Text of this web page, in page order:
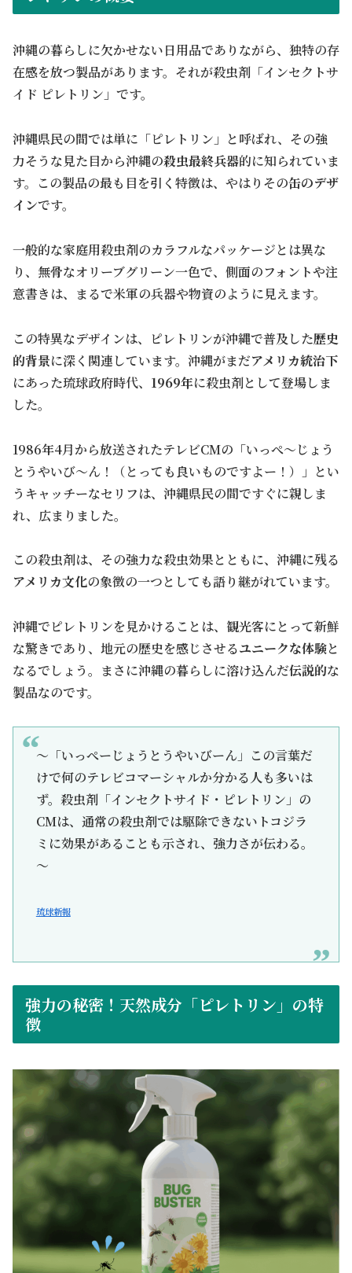
沖縄の暮らしに欠かせない日用品でありながら、独特の存
在感を放つ製品があります。それが殺虫剤「インセクトサ
イド ピレトリン」です。
沖縄県民の間では単に「ピレトリン」と呼ばれ、その強
力そうな見た目から沖縄の殺虫最終兵器的に知られていま
す。この製品の最も目を引く特徴は、やはりその缶のデザ
インです。
一般的な家庭用殺虫剤のカラフルなパッケージとは異な
り、無骨なオリーブグリーン一色で、側面のフォントや注
意書きは、まるで米軍の兵器や物資のように見えます。
この特異なデザインは、ピレトリンが沖縄で普及した歴史
的背景に深く関連しています。沖縄がまだアメリカ統治下
にあった琉球政府時代、 1969年に殺虫剤として登場しま
した。
1986年4月から放送されたテレビCMの「いっぺ～じょう
とうやいび～ん！（とっても良いものですよー！）」とい
うキャッチーなセリフは、沖縄県民の間ですぐに親しま
れ、広まりました。
この殺虫剤は、その強力な殺虫効果とともに、沖縄に残る
アメリカ文化の象徴の一つとしても語り継がれています。
沖縄でピレトリンを見かけることは、観光客にとって新鮮
な驚きであり、地元の歴史を感じさせるユニークな体験と
なるでしょう。まさに沖縄の暮らしに溶け込んだ伝説的な
製品なのです。
～「いっぺーじょうとうやいびーん」この言葉だ
けで何のテレビコマーシャルか分かる人も多いは
ず。殺虫剤「インセクトサイド・ピレトリン」の
CMは、通常の殺虫剤では駆除できないトコジラ
ミに効果があることも示され、強力さが伝わる。
～
琉球新報
強力の秘密！天然成分「ピレトリン」の特
徴